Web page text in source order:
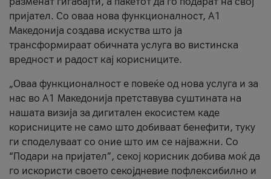
пријател. Со оваа нова функционалност, А1
Македонија создава искуства што ја
трансформираат обичната услуга во вистинска
вредност и радост кај корисниците.
„Оваа функционалност е повеќе од нова услуга и за
нас во А1 Македонија претставува суштината на
нашата визија за дигитален екосистем каде
корисниците не само што добиваат бенефити, туку
ги споделуваат со оние што им се најважни. Со
“Подари на пријател”, секој корисник добива моќ да
го искористи своето секојдневие пофлексибилно и